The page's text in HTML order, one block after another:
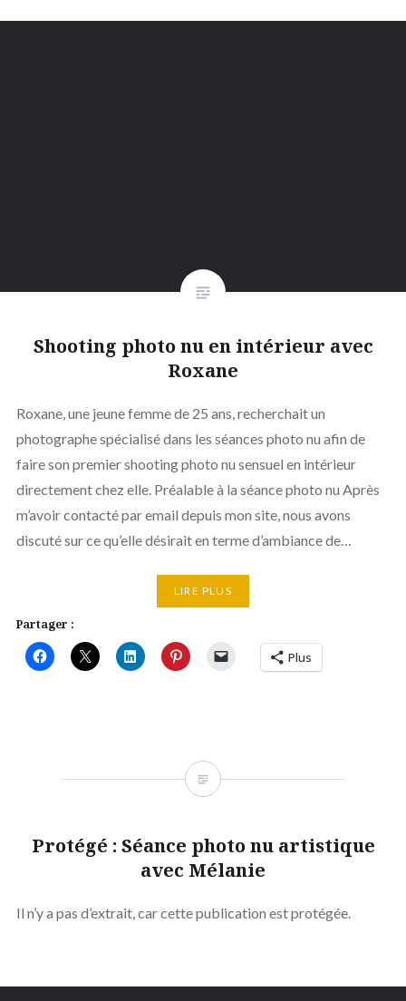
Shooting photo nu en intérieur avec
Roxane
Roxane, une jeune femme de 25 ans, recherchait un
photographe spécialisé dans les séances photo nu afin de
faire son premier shooting photo nu sensuel en intérieur
directement chez elle. Préalable à la séance photo nu Après
m’avoir contacté par email depuis mon site, nous avons
discuté sur ce qu’elle désirait en terme d’ambiance de…
LIRE PLUS
Partager :
Plus
Protégé : Séance photo nu artistique
avec Mélanie
Il n’y a pas d’extrait, car cette publication est protégée.